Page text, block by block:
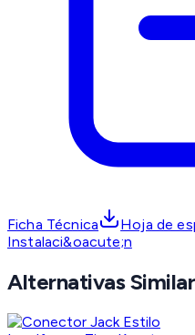
Ficha Técnica Hoja de
Instalaci&oacute;n
Alternativas